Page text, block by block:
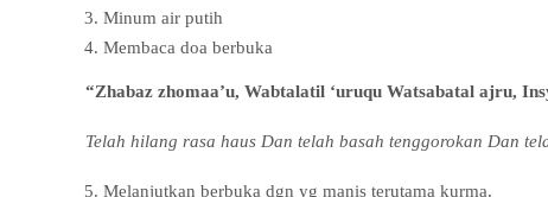
Minum air putih
Membaca doa berbuka
“Zhabaz zhomaa’u, Wabtalatil ‘uruqu Watsabatal ajru,
Telah hilang rasa haus Dan telah basah tenggorokan Dan
Melanjutkan berbuka dgn yg manis terutama kurma.